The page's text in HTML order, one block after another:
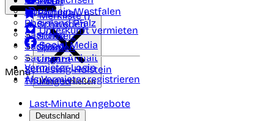
Nordrhein-Westfalen
Rheinland Pfalz
Saarland
Sachsen
Sachsen-Anhalt
Schleswig-Holstein
Thüringen
Portugal
Schweden
Schweiz
Spanien
Ungarn
Merkliste ()
Unterkunft vermieten
Social Media
Vermieter-Login
Als Vermieter registrieren
Menü
Menü schließen
Last-Minute Angebote
Deutschland